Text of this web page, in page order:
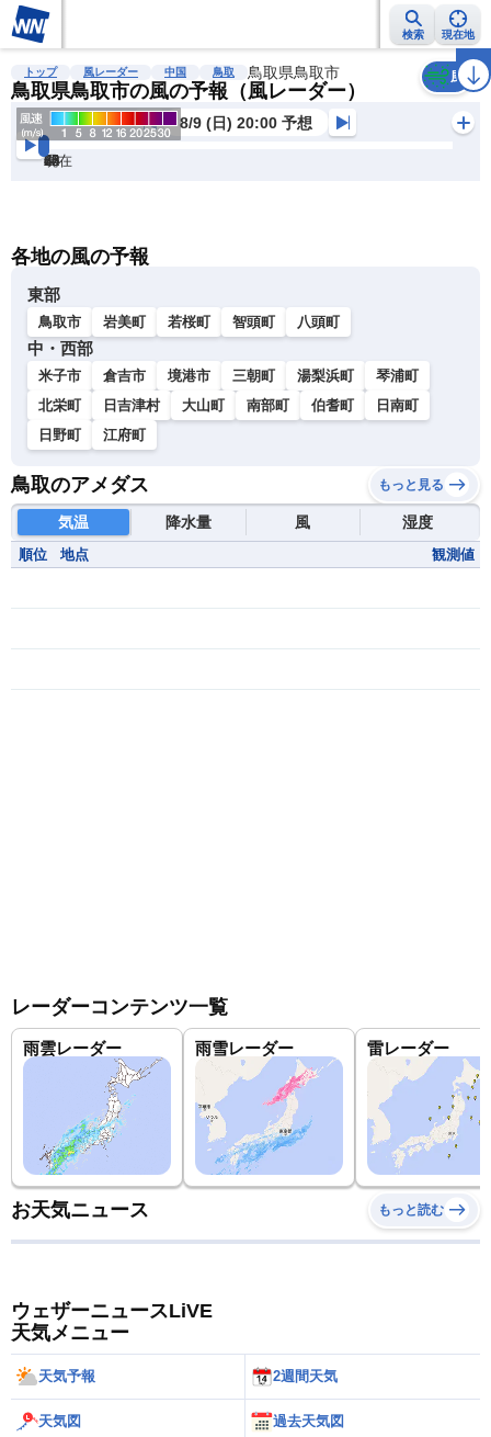
検索 現在地
雨雲レーダー 台風情報 地震情報 警報・注意報 2週間天気 ラ
トップ 風レーダー 中国 鳥取 鳥取県鳥取市
鳥取県鳥取市の風の予報（風レーダー）
風
8/9 (日) 20:00 予想
現在
6h
12
24
36
48
60
72
各地の風の予報
東部
鳥取市 岩美町 若桜町 智頭町 八頭町
中・西部
米子市 倉吉市 境港市 三朝町 湯梨浜町
琴浦町
北栄町
日吉津村 大山町 南部町 伯耆町
日南町
日野町
江府町
鳥取のアメダス もっと見る
気温 降水量 風 湿度
順位 地点 観測値
レーダーコンテンツ一覧
雨雲レーダー 雨雪レーダー 雷レーダー
お天気ニュース もっと読む
ウェザーニュースLiVE
天気メニュー
天気予報 2週間天気
天気図 過去天気図